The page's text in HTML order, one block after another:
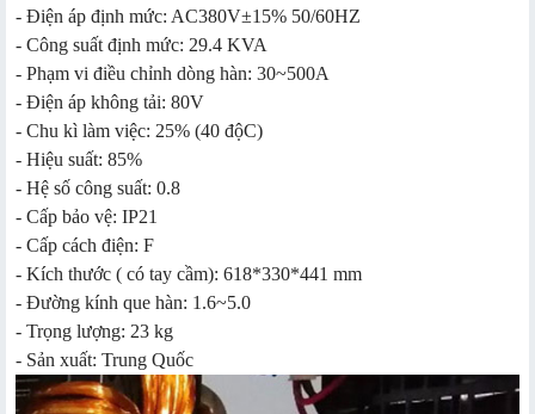
- Điện áp định mức: AC380V±15% 50/60HZ
- Công suất định mức: 29.4 KVA
- Phạm vi điều chỉnh dòng hàn: 30~500A
- Điện áp không tải: 80V
- Chu kì làm việc: 25% (40 độC)
- Hiệu suất: 85%
- Hệ số công suất: 0.8
- Cấp bảo vệ: IP21
- Cấp cách điện: F
- Kích thước ( có tay cầm): 618*330*441 mm
- Đường kính que hàn: 1.6~5.0
- Trọng lượng: 23 kg
- Sản xuất: Trung Quốc